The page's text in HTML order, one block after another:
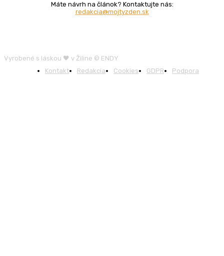
Máte návrh na článok? Kontaktujte nás:
redakcia@mojtyzden.sk
Vyrobené s láskou 🖤 v Žiline © ENDY
Kontakt
Redakcia Cookies GDPR Podpora